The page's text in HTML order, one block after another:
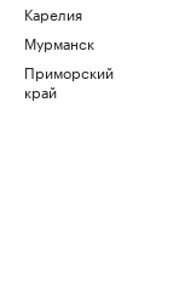
Карелия
Мурманск
Приморский
край